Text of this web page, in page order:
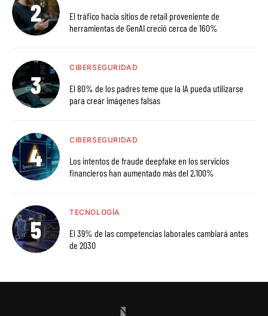
El tráfico hacia sitios de retail proveniente de
herramientas de GenAI creció cerca de 160%
CIBERSEGURIDAD
El 80% de los padres teme que la IA pueda utilizarse
para crear imágenes falsas
CIBERSEGURIDAD
Los intentos de fraude deepfake en los servicios
financieros han aumentado más del 2,100%
TECNOLOGÍA
El 39% de las competencias laborales cambiará antes
de 2030